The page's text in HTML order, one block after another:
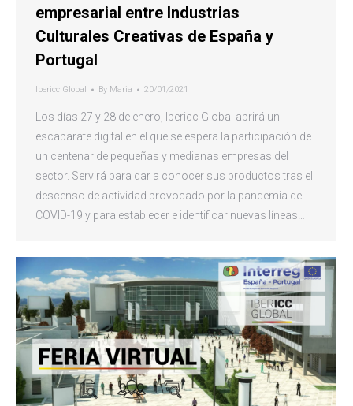
empresarial entre Industrias
Culturales Creativas de España y
Portugal
Ibericc Global By Maria 20/01/2021
Los días 27 y 28 de enero, Ibericc Global abrirá un
escaparate digital en el que se espera la participación de
un centenar de pequeñas y medianas empresas del
sector. Servirá para dar a conocer sus productos tras el
descenso de actividad provocado por la pandemia del
COVID-19 y para establecer e identificar nuevas líneas…